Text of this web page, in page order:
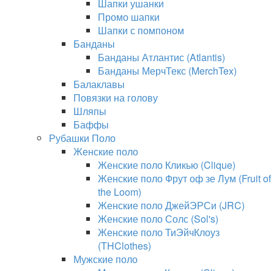
Шапки ушанки
Промо шапки
Шапки с помпоном
Банданы
Банданы Атлантис (Atlantis)
Банданы МерчТекс (MerchTex)
Балаклавы
Повязки на голову
Шляпы
Баффы
Рубашки Поло
Женские поло
Женские поло Кликью (Clique)
Женские поло Фрут оф зе Лум (Fruit of
the Loom)
Женские поло ДжейЭРСи (JRC)
Женские поло Солс (Sol's)
Женские поло ТиЭйчКлоуз
(THClothes)
Мужские поло